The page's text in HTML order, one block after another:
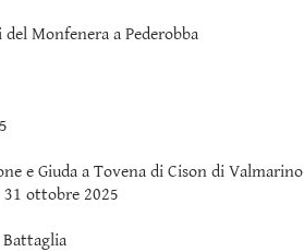
Monfenera a Pederobba
e Giuda a Tovena di Cison di Valmarino
ottobre 2025
Battaglia